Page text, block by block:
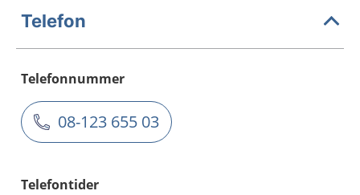
Telefon
Telefonnummer
08-123 655 03
Telefontider